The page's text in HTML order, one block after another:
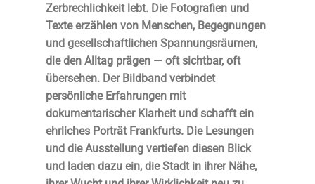
Zerbrechlichkeit lebt. Die Fotografien und
Texte erzählen von Menschen, Begegnungen
und gesellschaftlichen Spannungsräumen,
die den Alltag prägen — oft sichtbar, oft
übersehen. Der Bildband verbindet
persönliche Erfahrungen mit
dokumentarischer Klarheit und schafft ein
ehrliches Porträt Frankfurts. Die Lesungen
und die Ausstellungvertiefen diesen Blick
und laden dazu ein, die Stadt in ihrer Nähe,